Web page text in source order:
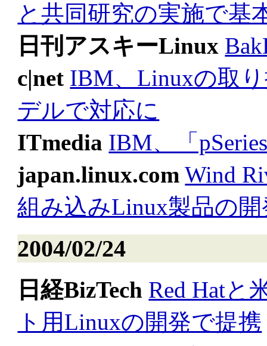
と共同研究の実施で基
日刊アスキーLinux
c|net IBM、Linuxの取
デルで対応に
ITmedia IBM、「
japan.linux.com Wind
組み込みLinux製品の
2004/02/24
日経BizTech Red Hatと
ト用Linuxの開発で提携